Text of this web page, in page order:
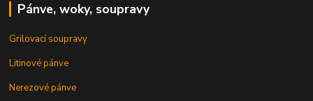
Pánve, woky, soupravy
Grilovací soupravy
Litinové pánve
Nerezové pánve